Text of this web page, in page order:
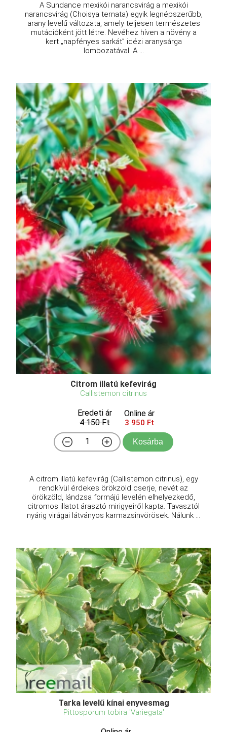
A Sundance mexikói narancsvirág a mexikói
narancsvirág (Choisya ternata) egyik legnépszerűbb,
arany levelű változata, amely teljesen természetes
mutációként jött létre. Nevéhez híven a növény a
kert „napfényes sarkát” idézi aranysárga
lombozatával. A ...
Citrom illatú kefevirág
Callistemon citrinus
Eredeti ár
4 150 Ft
Online ár
3 950 Ft
Kosárba
A citrom illatú kefevirág (Callistemon citrinus), egy
rendkívül érdekes örökzöld cserje, nevét az
örökzöld, lándzsa formájú levelén elhelyezkedő,
citromos illatot árasztó mirigyeiről kapta. Tavasztól
nyárig virágai látványos karmazsinvörösek. Nálunk ...
Tarka levelű kínai enyvesmag
Pittosporum tobira 'Variegata'